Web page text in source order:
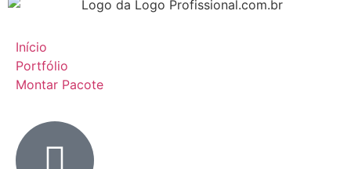
Início
Portfólio
Montar Pacote